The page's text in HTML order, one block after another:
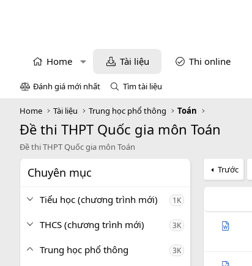
Home Tài liệu Thi online
Đánh giá mới nhất Tìm tài liệu
Home Tài liệu Trung học phổ thông Toán
Đề thi THPT Quốc gia môn Toán
Đề thi THPT Quốc gia môn Toán
Chuyên mục
Tiểu học (chương trình mới) 1K
THCS (chương trình mới) 3K
Trung học phổ thông 3K
Trước